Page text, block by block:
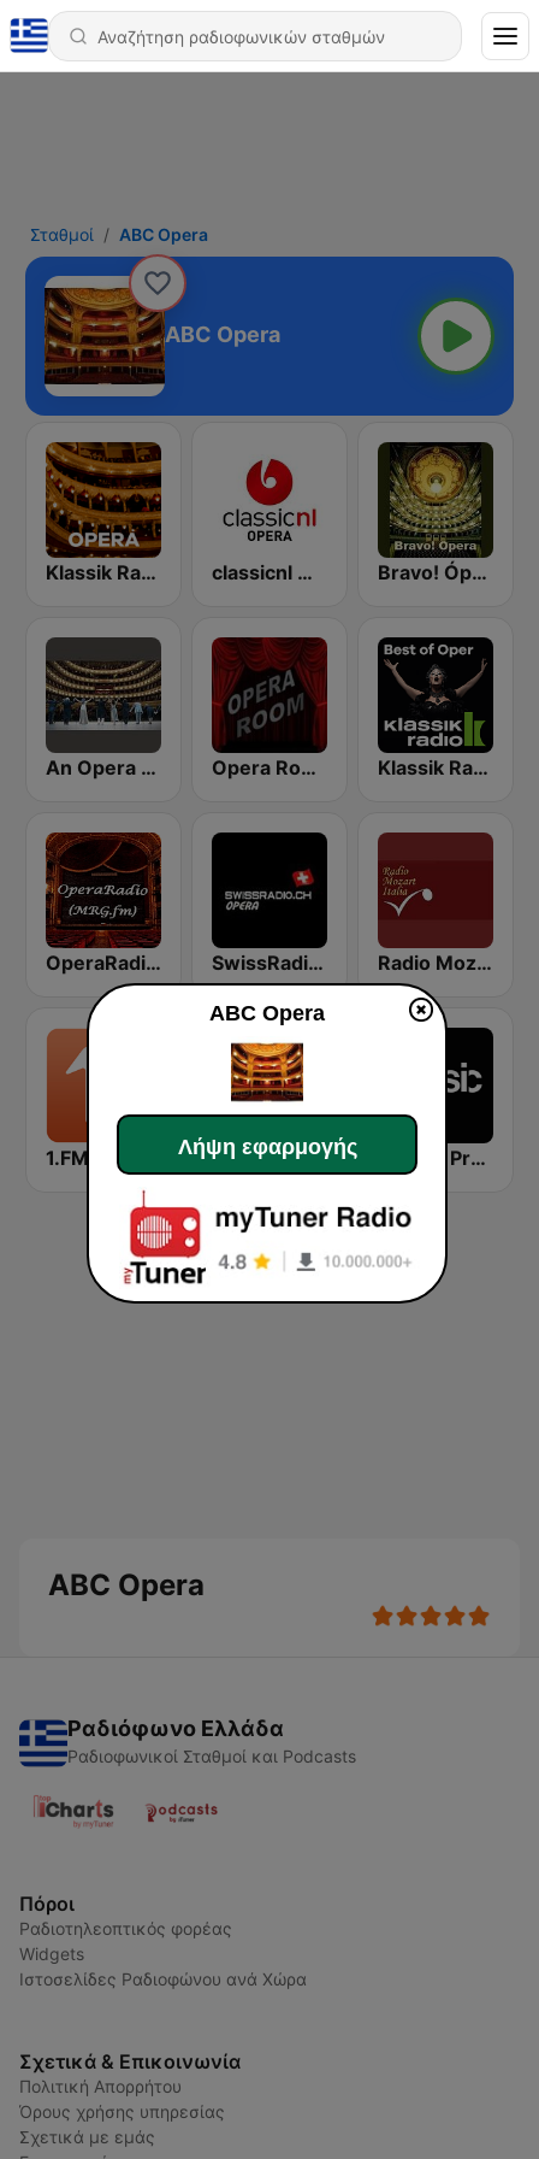
Σταθμοί ABC Opera
ABC Opera
Klassik Radio Opera classicnl Opera Bravo! Ópera radio
An Opera Celebration Opera Room Klassik Radio Best of Oper
OperaRadio (MRG.fm) SwissRadio.ch Classical Opera Radio Mozart Italia
All Time Hits Radio Opera Classic Praha
ABC Opera
Ραδιόφωνο Ελλάδα
Ραδιοφωνικοί Σταθμοί και Podcasts
Πόροι
Ραδιοτηλεοπτικός φορέας
Widgets
Ιστοσελίδες Ραδιοφώνου ανά Χώρα
Σχετικά & Επικοινωνία
Πολιτική Απορρήτου
Όρους χρήσης υπηρεσίας
Σχετικά με εμάς
ABC Opera
Λήψη εφαρμογής